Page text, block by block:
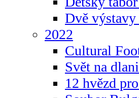
Dvě
2022
Cultural
Svět na
12 hvězd